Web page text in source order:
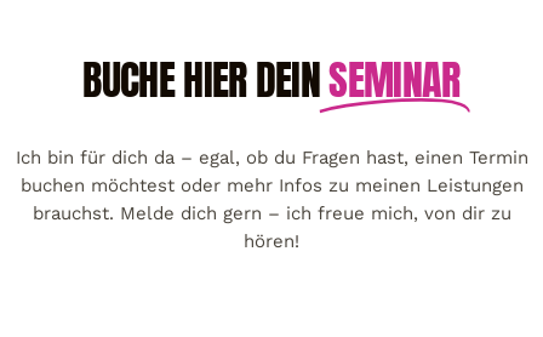
BUCHE HIER DEINSEMINAR
Ich bin für dich da – egal, ob du Fragen hast, einen Termin
buchen möchtest oder mehr Infos zu meinen Leistungen
brauchst. Melde dich gern – ich freue mich, von dir zu
hören!